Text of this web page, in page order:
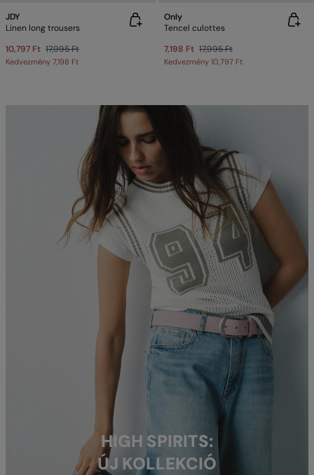
JDY
Linen long trousers
10,797 Ft 17,995 Ft
Kedvezmény 7,198 Ft
Only
Tencel culottes
7,198 Ft 17,995 Ft
Kedvezmény 10,797 Ft
HIGH SPIRITS:
ÚJ KOLLEKCIÓ